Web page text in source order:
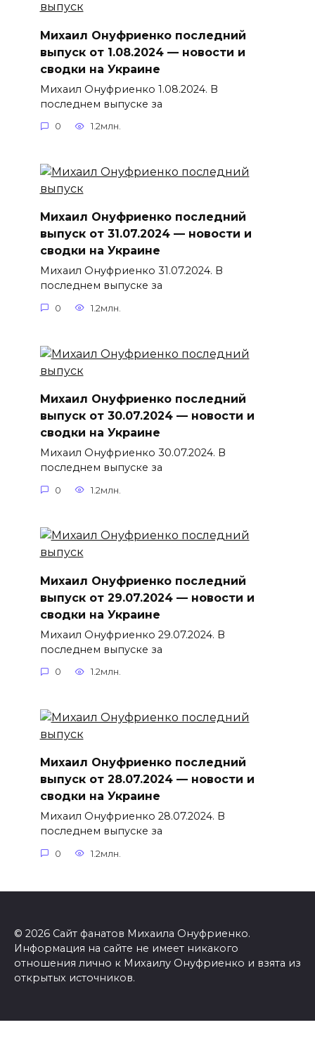
Михаил Онуфриенко последний
выпуск от 1.08.2024 — новости и
сводки на Украине
Михаил Онуфриенко 1.08.2024. В
последнем выпуске за
0 1.2млн.
Михаил Онуфриенко последний
выпуск от 31.07.2024 — новости и
сводки на Украине
Михаил Онуфриенко 31.07.2024. В
последнем выпуске за
0 1.2млн.
Михаил Онуфриенко последний
выпуск от 30.07.2024 — новости и
сводки на Украине
Михаил Онуфриенко 30.07.2024. В
последнем выпуске за
0 1.2млн.
Михаил Онуфриенко последний
выпуск от 29.07.2024 — новости и
сводки на Украине
Михаил Онуфриенко 29.07.2024. В
последнем выпуске за
0 1.2млн.
Михаил Онуфриенко последний
выпуск от 28.07.2024 — новости и
сводки на Украине
Михаил Онуфриенко 28.07.2024. В
последнем выпуске за
0 1.2млн.
© 2026 Сайт фанатов Михаила Онуфриенко.
Информация на сайте не имеет никакого
отношения лично к Михаилу Онуфриенко и взята из
открытых источников.